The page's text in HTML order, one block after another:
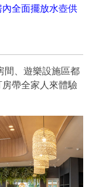
全面擺放水壺供
間、遊樂設施區都
帶全家人來體驗